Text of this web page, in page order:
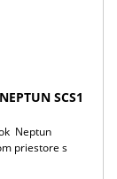
SCS1
Neptun
priestore s